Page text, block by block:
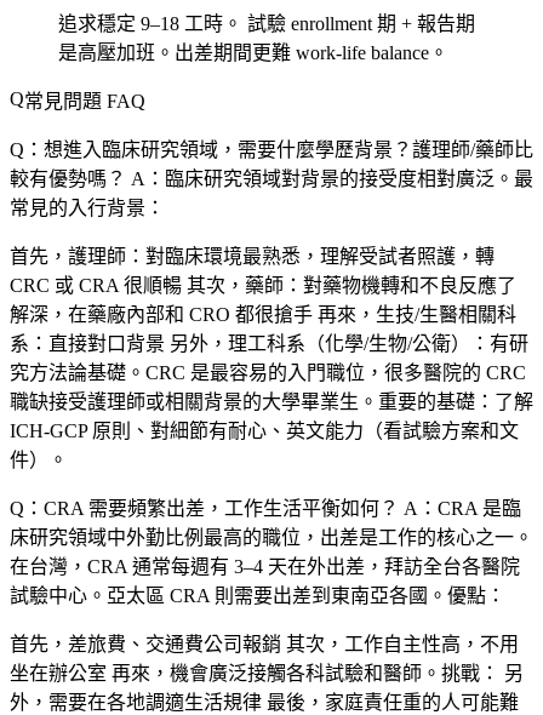
追求穩定 9–18 工時。 試驗 enrollment 期 + 報告期
是高壓加班。出差期間更難 work-life balance。
常見問題 FAQ
Q：想進入臨床研究領域，需要什麼學歷背景？護理師/藥師比
較有優勢嗎？ A：臨床研究領域對背景的接受度相對廣泛。最
常見的入行背景：
首先， 護理師 ：對臨床環境最熟悉，理解受試者照護，轉
CRC 或 CRA 很順暢 其次， 藥師 ：對藥物機轉和不良反應了
解深，在藥廠內部和 CRO 都很搶手 再來， 生技/生醫相關科
系 ：直接對口背景 另外， 理工科系 （化學/生物/公衛）：有研
究方法論基礎。CRC 是最容易的入門職位，很多醫院的 CRC
職缺接受護理師或相關背景的大學畢業生。重要的基礎：了解
ICH-GCP 原則、對細節有耐心、英文能力（看試驗方案和文
件）。
Q：CRA 需要頻繁出差，工作生活平衡如何？ A：CRA 是臨
床研究領域中外勤比例最高的職位，出差是工作的核心之一。
在台灣，CRA 通常每週有 3–4 天在外出差，拜訪全台各醫院
試驗中心。亞太區 CRA 則需要出差到東南亞各國。優點：
首先，差旅費、交通費公司報銷 其次，工作自主性高，不用
坐在辦公室 再來，機會廣泛接觸各科試驗和醫師。挑戰： 另
外，需要在各地調適生活規律 最後，家庭責任重的人可能難